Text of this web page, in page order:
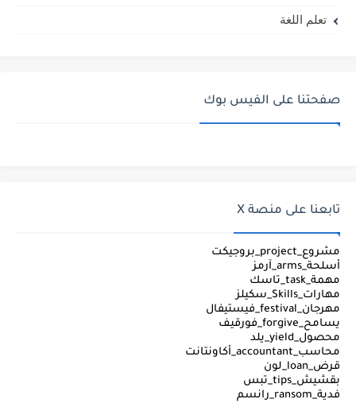
تعلم اللغة
صفحتنا على الفيس بوك
تابعنا على منصة X
مشروع_project_بروجيكت
أسلحة_arms_آرمز
مهمة_task_تاسك
مهارات_Skills_سكيلز
مهرجان_festival_فيستيفال
يسامح_forgive_فورقيف
محصول_yield_يلد
محاسب_accountant_أكاونتانت
قرض_loan_لون
بقشيش_tips_تبس
فدية_ransom_رانسم